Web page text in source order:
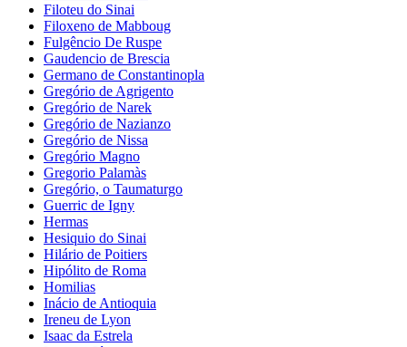
Filoteu do Sinai
Filoxeno de Mabboug
Fulgêncio De Ruspe
Gaudencio de Brescia
Germano de Constantinopla
Gregório de Agrigento
Gregório de Narek
Gregório de Nazianzo
Gregório de Nissa
Gregório Magno
Gregorio Palamàs
Gregório, o Taumaturgo
Guerric de Igny
Hermas
Hesiquio do Sinai
Hilário de Poitiers
Hipólito de Roma
Homilias
Inácio de Antioquia
Ireneu de Lyon
Isaac da Estrela